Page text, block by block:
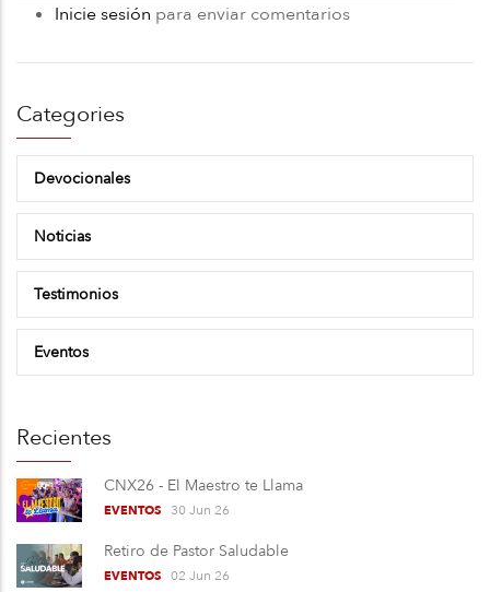
Inicie sesión para enviar comentarios
Categories
Devocionales
Noticias
Testimonios
Eventos
Recientes
CNX26 - El Maestro te Llama
EVENTOS 30 Jun 26
Retiro de Pastor Saludable
EVENTOS 02 Jun 26